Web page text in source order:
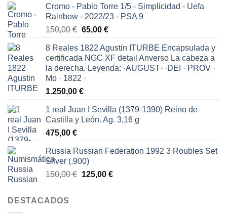
Cromo - Pablo Torre 1/5 - Simplicidad - Uefa
Rainbow - 2022/23 - PSA 9
150,00€ El
original
era:
150,00 €.
65,00 €El
actual
es:
65,00 €.
8 Reales 1822 Agustin ITURBE Encapsulada y
certificada NGC XF detail Anverso La cabeza a
la derecha. Leyenda: ·AUGUST· ·DEI · PROV ·
Mo · 1822 ·
1.250,00 €
1 real Juan I Sevilla (1379-1390) Reino de
Castilla y León. Ag. 3,16 g
475,00 €
Russia Russian Federation 1992 3 Roubles Set
Silver (.900)
150,00€ El
125,00 €El
DESTACADOS